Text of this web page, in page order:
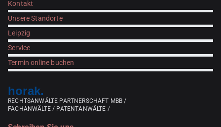
Kontakt
Unsere Standorte
Leipzig
Service
Termin online buchen
horak.
RECHTSANWÄLTE PARTNERSCHAFT MBB /
FACHANWÄLTE / PATENTANWÄLTE /